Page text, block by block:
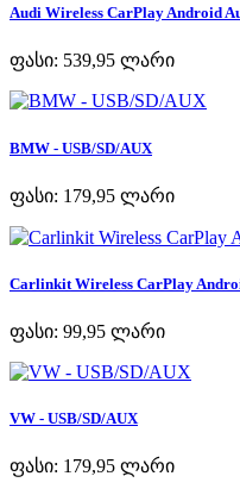
Audi Wireless CarPlay Android
ფასი: 539,95 ლარი
BMW - USB/SD/AUX
ფასი: 179,95 ლარი
Carlinkit Wireless CarPlay
ფასი: 99,95 ლარი
VW - USB/SD/AUX
ფასი: 179,95 ლარი